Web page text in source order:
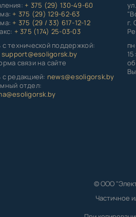
+ 375 (29) 130-49-60
+ 375 (29) 129-62-63
+ 375 (29 / 33) 617-12-12
+ 375 (174) 25-03-03
с технической поддержкой:
support@esoligorsk.by
связи на сайте
с редакцией: news@esoligorsk.by
отдел:
г.
© ООО
Частичное